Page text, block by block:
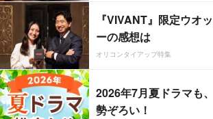
『VIVANT』限定ウオ
ーの感想は
オリコンタイアップ特集
2026年7月夏ドラマも
勢ぞろい！